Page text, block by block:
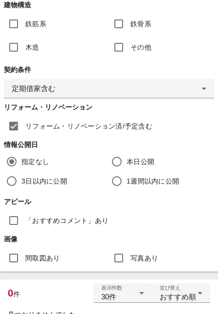
建物構造
鉄筋系 鉄骨系
木造 その他
契約条件
定期借家含む
リフォーム・リノベーション
リフォーム・リノベーション済/予定含む
情報公開日
指定なし 本日公開
3日以内に公開 1週間以内に公開
アピール
「おすすめコメント」あり
画像
間取図あり 写真あり
0件
表示件数
30件
並び替え
おすすめ順